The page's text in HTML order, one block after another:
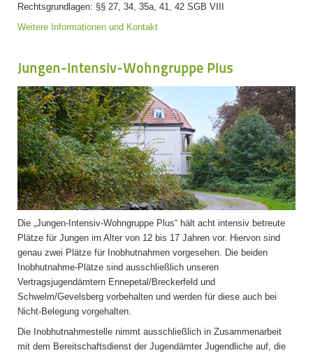
Rechtsgrundlagen: §§ 27, 34, 35a, 41, 42 SGB VIII
Weitere Informationen und Kontakt
Jungen-Intensiv-Wohngruppe Plus
Die „Jungen-Intensiv-Wohngruppe Plus“ hält acht intensiv betreute
Plätze für Jungen im Alter von 12 bis 17 Jahren vor. Hiervon sind
genau zwei Plätze für Inobhutnahmen vorgesehen. Die beiden
Inobhutnahme-Plätze sind ausschließlich unseren
Vertragsjugendämtern Ennepetal/Breckerfeld und
Schwelm/Gevelsberg vorbehalten und werden für diese auch bei
Nicht-Belegung vorgehalten.
Die Inobhutnahmestelle nimmt ausschließlich in Zusammenarbeit
mit dem Bereitschaftsdienst der Jugendämter Jugendliche auf, die